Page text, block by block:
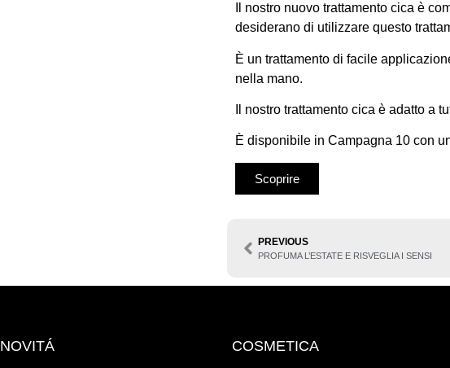
Il nostro nuovo trattamento cica è
desiderano di utilizzare questo
È un trattamento di facile
nella mano.
Il nostro trattamento cica è adatto a
È disponibile in Campagna 10 con
Scoprire
PREVIOUS
PROFUMA L’ESTATE E RISVEGLIA I SENSI
NOVITÁ COSMETICA